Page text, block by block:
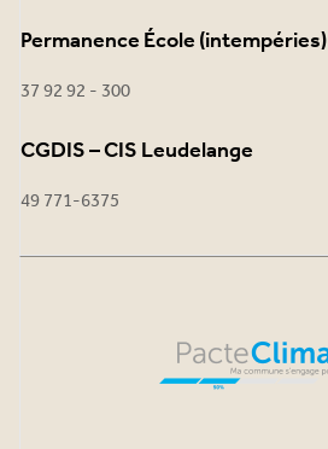
Permanence École (intempéries)
37 92 92 - 300
CGDIS – CIS Leudelange
49 771-6375